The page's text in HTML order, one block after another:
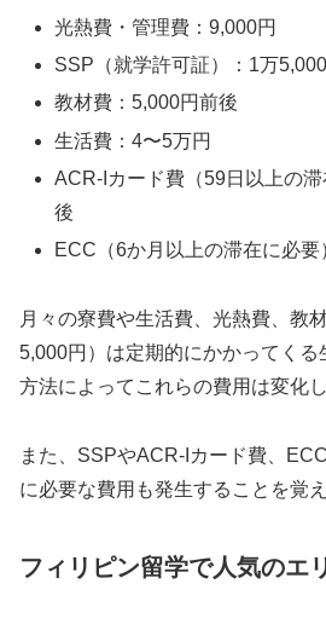
光熱費・管理費：9,000円
SSP（就学許可証）：1万
教材費：5,000円前後
生活費：4〜5万円
ACR-Iカード費（59日以上の
後
ECC（6か月以上の滞在に必要
月々の寮費や生活費、光熱費、教
5,000円）は定期的にかかってくる
方法によってこれらの費用は変化し
また、SSPやACR-Iカード費、
に必要な費用も発生することを覚
フィリピン留学で人気のエ